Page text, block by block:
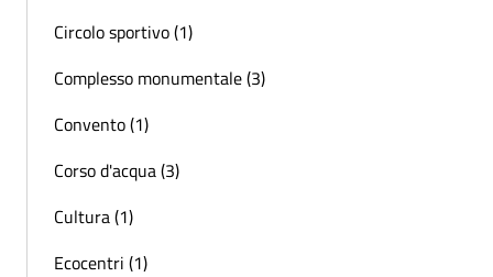
Circolo sportivo (1)
Complesso monumentale (3)
Convento (1)
Corso d'acqua (3)
Cultura (1)
Ecocentri (1)